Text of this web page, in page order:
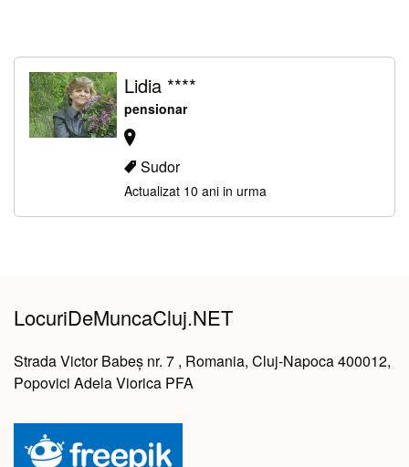
Lidia ****
pensionar
Sudor
Actualizat 10 ani in urma
LocuriDeMuncaCluj.NET
Strada Victor Babeș nr. 7 , Romania, Cluj-Napoca 400012,
Popovici Adela Viorica PFA